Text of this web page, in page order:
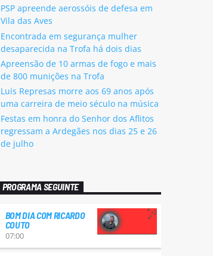
PSP apreende aerossóis de defesa em
Vila das Aves
Encontrada em segurança mulher
desaparecida na Trofa há dois dias
Apreensão de 10 armas de fogo e mais
de 800 munições na Trofa
Luís Represas morre aos 69 anos após
uma carreira de meio século na música
Festas em honra do Senhor dos Aflitos
regressam a Ardegães nos dias 25 e 26
de julho
PROGRAMA SEGUINTE
BOM DIA COM RICARDO
COUTO
07:00